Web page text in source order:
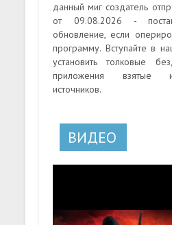
данный миг создатель
от 09.08.2026 -
обновление, если
программу. Вступайте в
установить толковые
приложения взятые
источников.
ВИДЕО